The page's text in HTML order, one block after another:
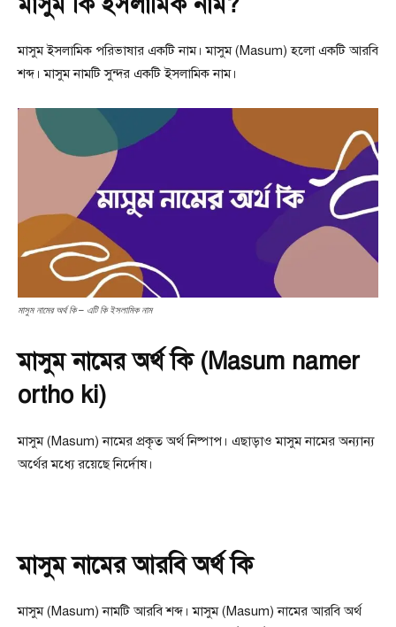
মাসুম ইসলামিক পরিভাষার একটি নাম। মাসুম (Masum) হলো একটি আরবি
শব্দ। মাসুম নামটি সুন্দর একটি ইসলামিক নাম।
মাসুম নামের অর্থ কি – এটি কি ইসলামিক নাম
মাসুম নামের অর্থ কি (Masum namer
ortho ki)
মাসুম (Masum) নামের প্রকৃত অর্থ নিষ্পাপ। এছাড়াও মাসুম নামের অন্যান্য
অর্থের মধ্যে রয়েছে নির্দোষ।
মাসুম নামের আরবি অর্থ কি
মাসুম (Masum) নামটি আরবি শব্দ। মাসুম (Masum) নামের আরবি অর্থ